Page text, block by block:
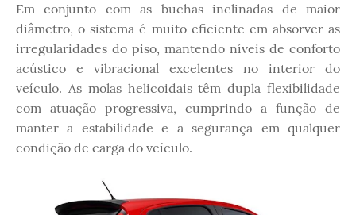
Em conjunto com as buchas inclinadas de maior
diâmetro, o sistema é muito eficiente em absorver as
irregularidades do piso, mantendo níveis de conforto
acústico e vibracional excelentes no interior do
veículo. As molas helicoidais têm dupla flexibilidade
com atuação progressiva, cumprindo a função de
manter a estabilidade e a segurança em qualquer
condição de carga do veículo.